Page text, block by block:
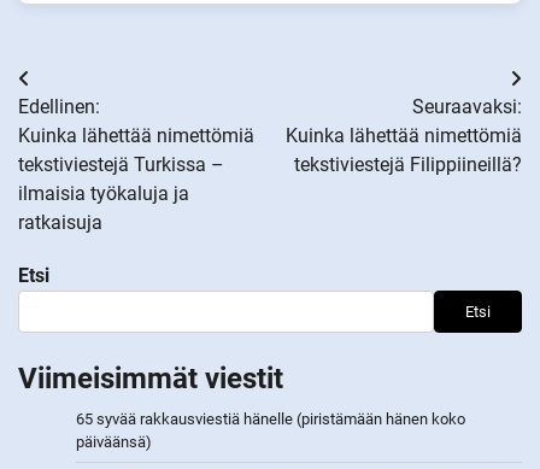
Artikkelien
selaus
Edellinen:
Kuinka lähettää nimettömiä
tekstiviestejä Turkissa –
ilmaisia työkaluja ja
ratkaisuja
Seuraavaksi:
Kuinka lähettää nimettömiä
tekstiviestejä Filippiineillä?
Etsi
Etsi
Viimeisimmät viestit
65 syvää rakkausviestiä hänelle (piristämään hänen koko
päiväänsä)